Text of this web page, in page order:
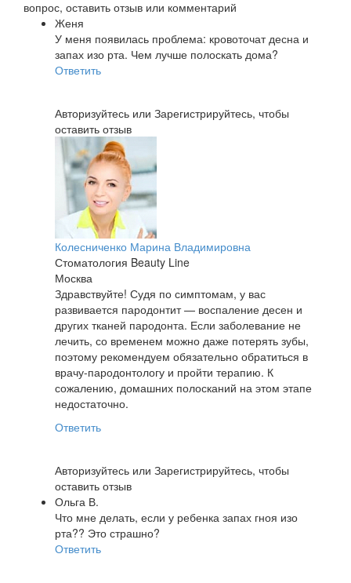
вопрос, оставить отзыв или комментарий
Женя
У меня появилась проблема: кровоточат десна и
запах изо рта. Чем лучше полоскать дома?
Ответить
Авторизуйтесь или Зарегистрируйтесь, чтобы
оставить отзыв
Колесниченко Марина Владимировна
Стоматология Beauty Line
Москва
Здравствуйте! Судя по симптомам, у вас
развивается пародонтит — воспаление десен и
других тканей пародонта. Если заболевание не
лечить, со временем можно даже потерять зубы,
поэтому рекомендуем обязательно обратиться в
врачу-пародонтологу и пройти терапию. К
сожалению, домашних полосканий на этом этапе
недостаточно.
Ответить
Авторизуйтесь или Зарегистрируйтесь, чтобы
оставить отзыв
Ольга В.
Что мне делать, если у ребенка запах гноя изо
рта?? Это страшно?
Ответить